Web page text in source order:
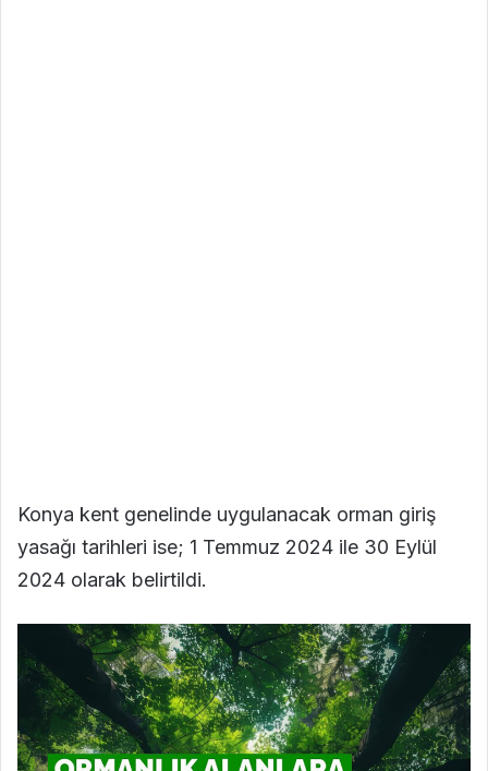
Konya kent genelinde uygulanacak orman giriş
yasağı tarihleri ise; 1 Temmuz 2024 ile 30 Eylül
2024 olarak belirtildi.